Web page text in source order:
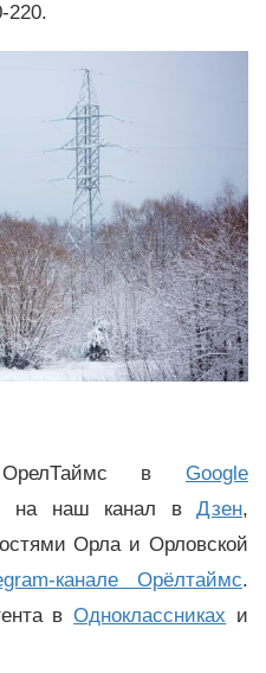
220.
ОрелТаймс в Google
на наш канал вДзен,
Орла и Орловской
канале Орёлтаймс.
вОдноклассниках и